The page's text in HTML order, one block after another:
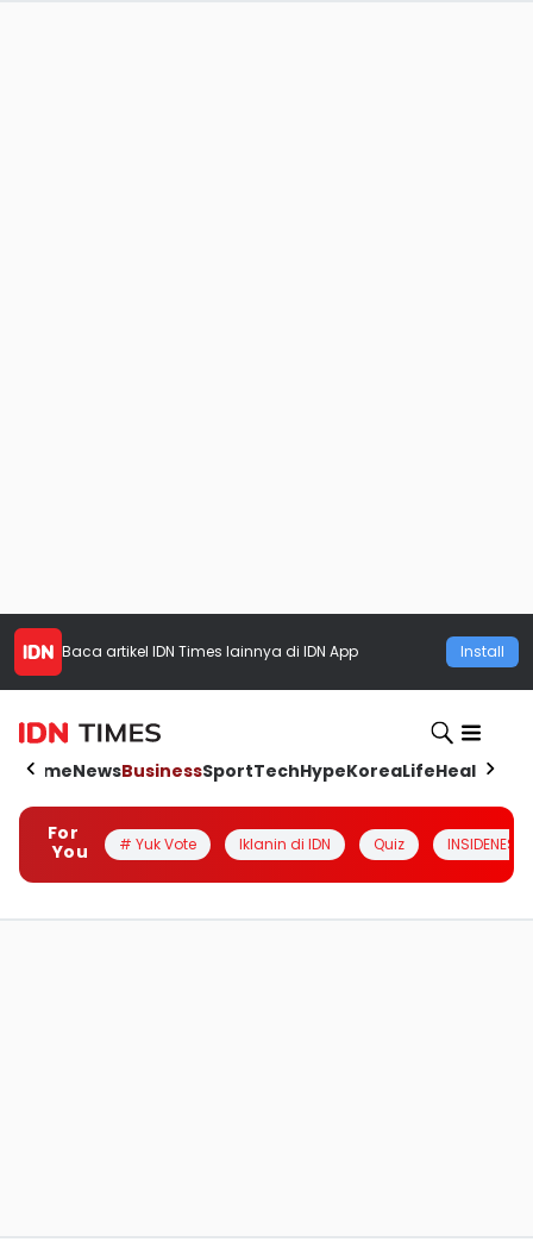
Baca artikel IDN Times lainnya di IDN App Install
HomeNewsBusinessSportTechHypeKoreaLifeHealth
For
You
# Yuk Vote Iklanin di IDN Quiz INSIDENESIA